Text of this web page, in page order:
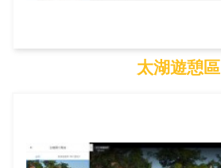
太湖遊憩區